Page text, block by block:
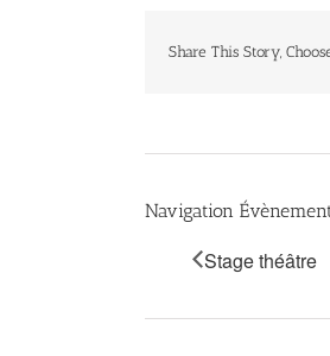
Share This Story,
Navigation
Stage théâtre